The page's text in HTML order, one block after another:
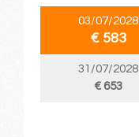
03/07/2028
€ 583
31/07/2028
€ 653